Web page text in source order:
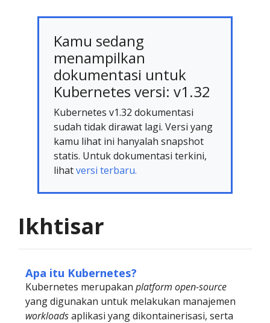
Kamu sedang
menampilkan
dokumentasi untuk
Kubernetes versi: v1.32
Kubernetes v1.32 dokumentasi
sudah tidak dirawat lagi. Versi yang
kamu lihat ini hanyalah snapshot
statis. Untuk dokumentasi terkini,
lihatversi terbaru.
Ikhtisar
Apa itu Kubernetes?
Kubernetes merupakan platform open-source
yang digunakan untuk melakukan manajemen
workloadsaplikasi yang dikontainerisasi, serta